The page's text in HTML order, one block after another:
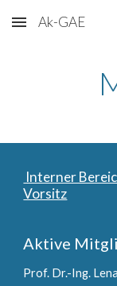
Skip to main
Ak-GAE
Interner
Vorsitz
Aktive
Prof. Dr.-Ing.